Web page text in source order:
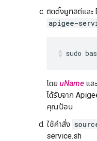
ติดตั้งยูทิลิตีและ
apigee-
sudo
โดย uName และ
ได้รับจาก
คุณป้อน
ใช้คำสั่ง
service.sh